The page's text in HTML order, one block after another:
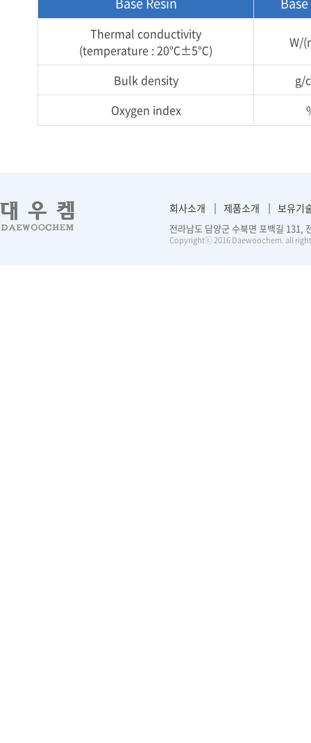
Thermal conductivity
(temperature : 20℃±5℃)
W/
Bulk density
g/
Oxygen index
회사소개 제품소개 보유기
전라남도 담양군 수북면 포백길
Copyrightⓒ 2016 Daewoochem. all